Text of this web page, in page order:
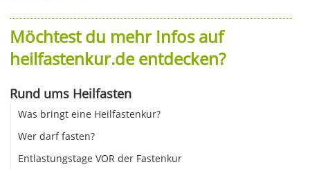
Möchtest du mehr Infos auf
heilfastenkur.de entdecken?
Rund ums Heilfasten
Was bringt eine Heilfastenkur?
Wer darf fasten?
Entlastungstage VOR der Fastenkur